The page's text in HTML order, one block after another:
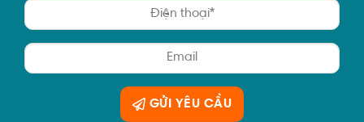
GỬI YÊU CẦU